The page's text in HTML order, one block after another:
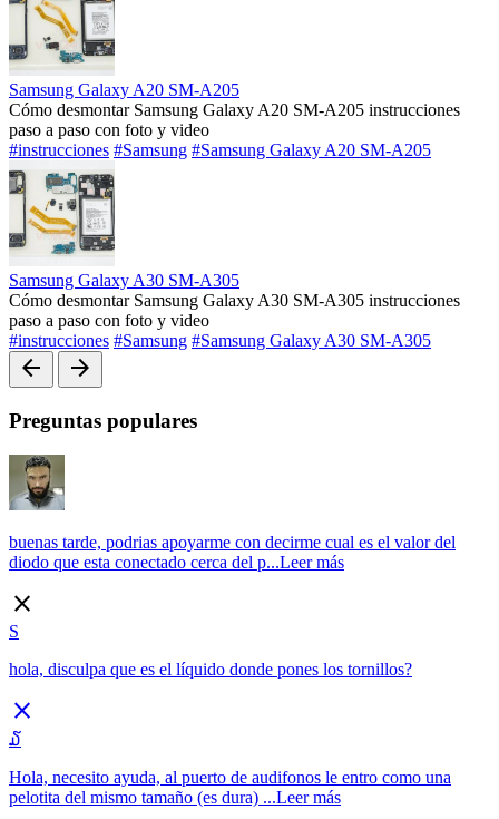
Samsung Galaxy A20 SM-A205
Cómo desmontar Samsung Galaxy A20 SM-A205 instrucciones
paso a paso con foto y video
#instrucciones #Samsung #Samsung Galaxy A20 SM-A205
Samsung Galaxy A30 SM-A305
Cómo desmontar Samsung Galaxy A30 SM-A305 instrucciones
paso a paso con foto y video
#instrucciones #Samsung #Samsung Galaxy A30 SM-A305
arrow_back arrow_forward
Preguntas populares
buenas tarde, podrias apoyarme con decirme cual es el valor del
diodo que esta conectado cerca del p...Leer más
close
S
hola, disculpa que es el líquido donde pones los tornillos?
close
໓
Hola, necesito ayuda, al puerto de audifonos le entro como una
pelotita del mismo tamaño (es dura) ...Leer más